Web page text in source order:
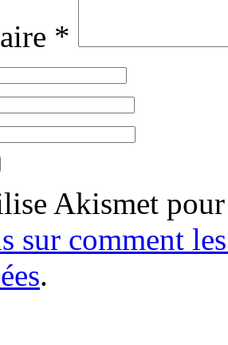
*
Akismet
sur comment
.